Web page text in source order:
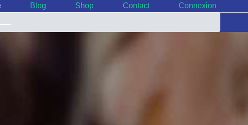
Blog Shop Contact
Connexion